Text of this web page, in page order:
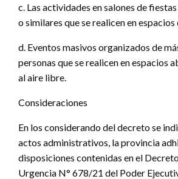
c. Las actividades en salones de
o similares que se realicen en
d. Eventos masivos organizados de
personas que se realicen en espacios
al aire libre.
Consideraciones
En los considerando del decreto se
actos administrativos, la provincia
disposiciones contenidas en el
Urgencia N° 678/21 del Poder